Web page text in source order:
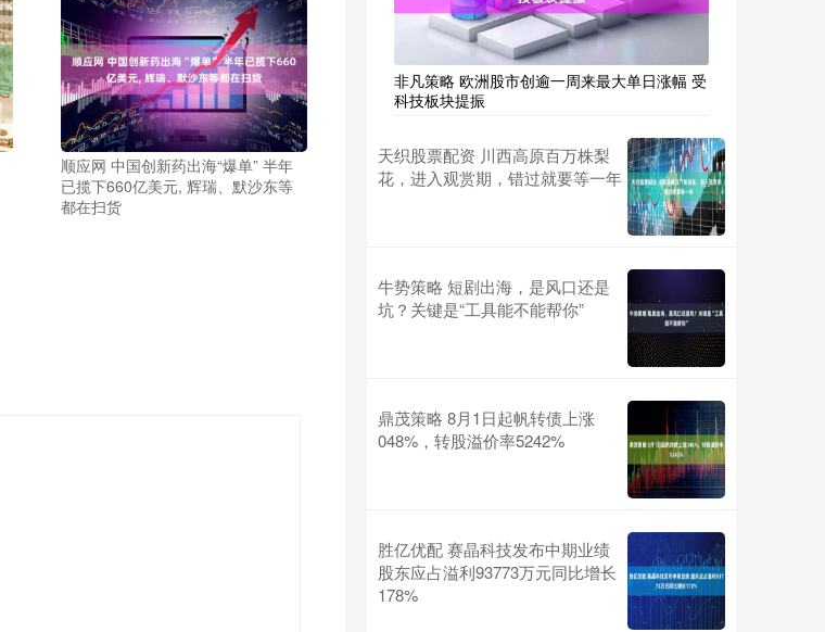
顺应网 中国创新药出海“爆单” 半年
已揽下660亿美元, 辉瑞、默沙东等
都在扫货
非凡策略 欧洲股市创逾一周来最大单日涨幅 受
科技板块提振
天织股票配资 川西高原百万株梨
花，进入观赏期，错过就要等一年
牛势策略 短剧出海，是风口还是
坑？关键是“工具能不能帮你”
鼎茂策略 8月1日起帆转债上涨
048%，转股溢价率5242%
胜亿优配 赛晶科技发布中期业绩
股东应占溢利93773万元同比增长
178%